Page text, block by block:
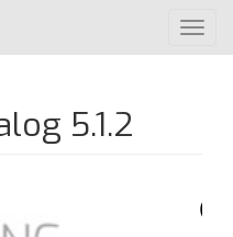
5.1.2